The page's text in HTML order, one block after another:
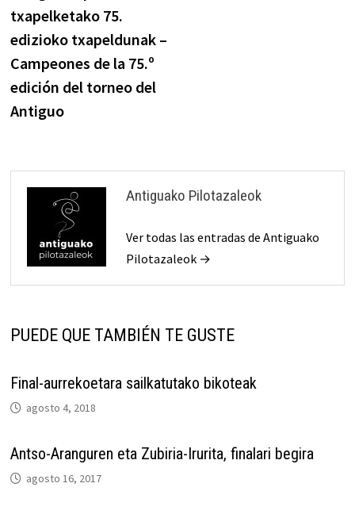
entradas
txapelketako 75.
edizioko txapeldunak –
Campeones de la 75.º
edición del torneo del
Antiguo
Antiguako Pilotazaleok
Ver todas las entradas de Antiguako
Pilotazaleok →
PUEDE QUE TAMBIÉN TE GUSTE
Final-aurrekoetara sailkatutako bikoteak
agosto 4, 2018
Antso-Aranguren eta Zubiria-Irurita, finalari begira
agosto 16, 2017